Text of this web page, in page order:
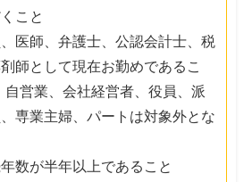
こと
、医師、弁護士、公認会計士、税
師として現在お勤めであるこ
営業、会社経営者、役員、派
専業主婦、パートは対象外とな
数が半年以上であること